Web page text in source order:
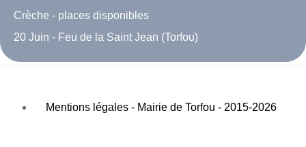
Crèche - places disponibles
20 Juin - Feu de la Saint Jean (Torfou)
Mentions légales - Mairie de Torfou - 2015-2026